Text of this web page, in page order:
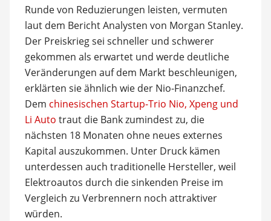
Runde von Reduzierungen leisten, vermuten
laut dem Bericht Analysten von Morgan Stanley.
Der Preiskrieg sei schneller und schwerer
gekommen als erwartet und werde deutliche
Veränderungen auf dem Markt beschleunigen,
erklärten sie ähnlich wie der Nio-Finanzchef.
Dem chinesischen Startup-Trio Nio, Xpeng und
Li Auto traut die Bank zumindest zu, die
nächsten 18 Monaten ohne neues externes
Kapital auszukommen. Unter Druck kämen
unterdessen auch traditionelle Hersteller, weil
Elektroautos durch die sinkenden Preise im
Vergleich zu Verbrennern noch attraktiver
würden.